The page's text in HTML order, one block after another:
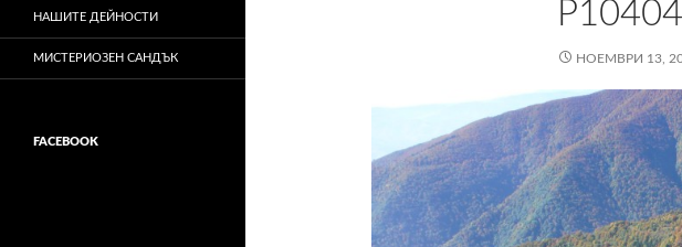
НОЕМВРИ 13,
НАШИТЕ ДЕЙНОСТИ
МИСТЕРИОЗЕН САНДЪК
FACEBOOK